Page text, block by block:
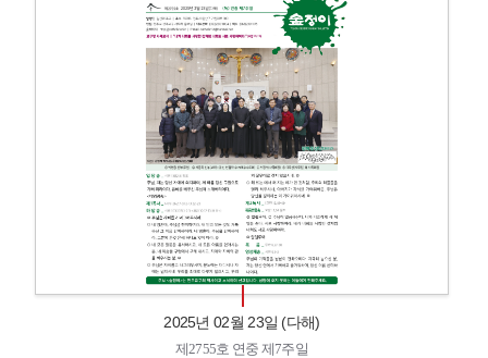
2025년 02월 23일 (다해)
제2755호 연중 제7주일